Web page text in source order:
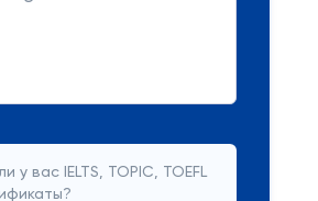
у вас IELTS, TOPIC, TOEFL